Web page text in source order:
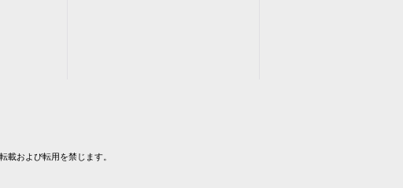
載および転用を禁じます。